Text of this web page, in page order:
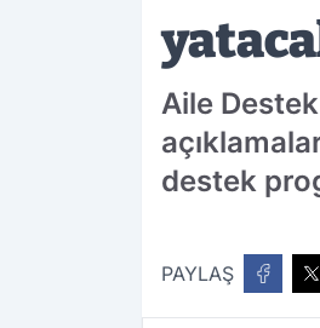
Aile
destek
PAYLAŞ